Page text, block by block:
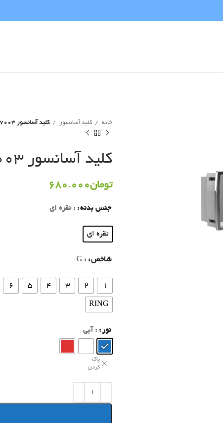
خانه کلید آسانسور کلید آسانسور 7003 آلومین لیفت
کلید آسانسور 7003 آلومین لیفت
تومان680.000
جنس بدنه : نقره ای
نقره ای
شاخص : G
1
2
3
4
5
6
RING
نور : آبی
پاک
کردن